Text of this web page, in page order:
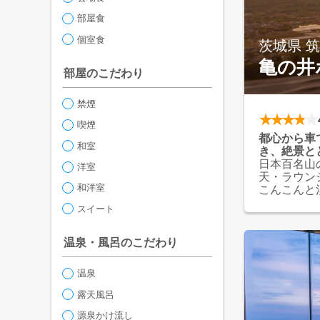
部屋食
個室食
部屋のこだわり
禁煙
喫煙
和室
洋室
和洋室
スイート
温泉・風呂のこだわり
温泉
露天風呂
源泉かけ流し
茨城県
亀の
都心から車
き、絶景と
日本百名
天・ラウン
こんこんと